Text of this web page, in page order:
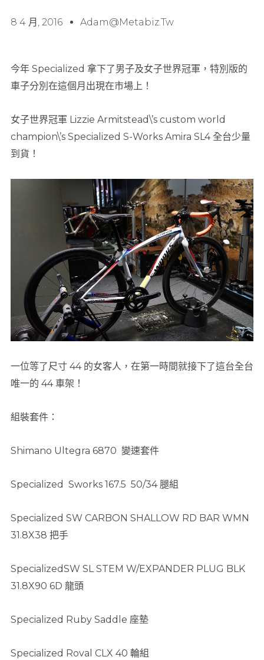
8 4 月, 2016 Adam@metabiz.tw
今年 Specialized 拿下了男子及女子世界冠軍，特別版的
車子分別在這個月出現在市場上！
女子世界冠軍 Lizzie Armitstead\’s custom world
champion\’s Specialized S-Works Amira SL4 全台少量
到貨！
一位等了尺寸 44 的女客人，在第一時間就接下了這台全台
唯一的 44 車架！
組裝套件：
Shimano Ultegra 6870 變速套件
Specialized Sworks 167.5 50/34 腿組
Specialized SW CARBON SHALLOW RD BAR WMN
31.8X38 把手
SpecializedSW SL STEM W/EXPANDER PLUG BLK
31.8X90 6D 龍頭
Specialized Ruby Saddle 座墊
Specialized Roval CLX 40 輪組